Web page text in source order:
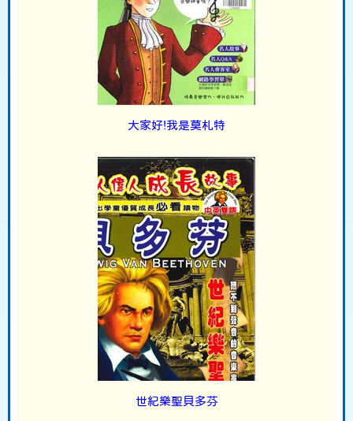
大家好!我是莫札特
世紀樂聖貝多芬